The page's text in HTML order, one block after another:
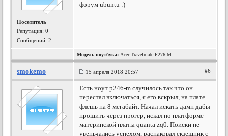
Посетитель
Репутация:0
Сообщений: 2
форум ubuntu :)
Модель ноутбука: Acer Travelmate P276-M
smokemo 15 апреля 2018 20:57 #6
Есть ноут p246-m случилось так что он
перестал включаться, я его вскрыл, на плате
флешь на 8 мегабайт. Начал искать дамп дабы
прошить через прогер, искал по платформе
материнской платы quanta zq0. Поиски не
увеньчались успехом, распаковал екзешник с